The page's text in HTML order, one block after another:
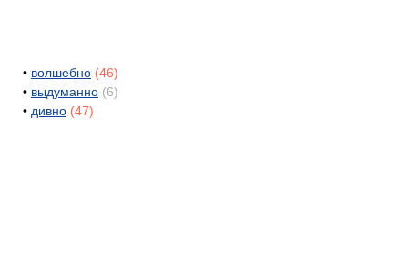
• волшебно (46)
• выдуманно (6)
• дивно (47)